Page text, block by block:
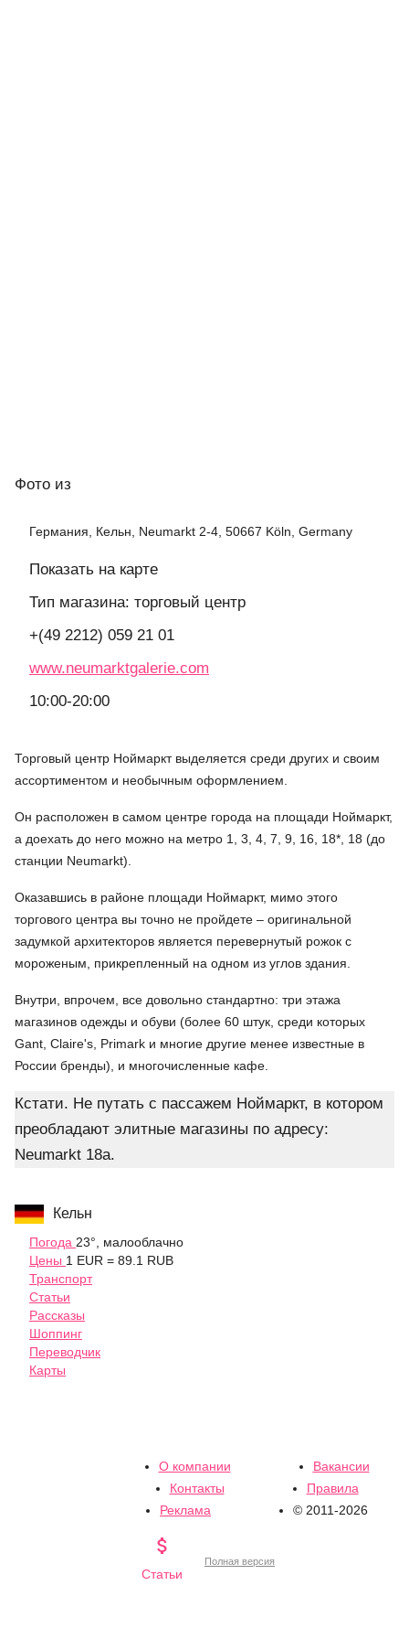
Фото из
Германия, Кельн, Neumarkt 2-4, 50667 Köln, Germany
Показать на карте
Тип магазина: торговый центр
+(49 2212) 059 21 01
www.neumarktgalerie.com
10:00-20:00
Торговый центр Ноймаркт выделяется среди других и своим
ассортиментом и необычным оформлением.
Он расположен в самом центре города на площади Ноймаркт,
а доехать до него можно на метро 1, 3, 4, 7, 9, 16, 18*, 18 (до
станции Neumarkt).
Оказавшись в районе площади Ноймаркт, мимо этого
торгового центра вы точно не пройдете – оригинальной
задумкой архитекторов является перевернутый рожок с
мороженым, прикрепленный на одном из углов здания.
Внутри, впрочем, все довольно стандартно: три этажа
магазинов одежды и обуви (более 60 штук, среди которых
Gant, Claire's, Primark и многие другие менее известные в
России бренды), и многочисленные кафе.
Кстати. Не путать с пассажем Ноймаркт, в котором
преобладают элитные магазины по адресу:
Neumarkt 18a.
Кельн
Погода 23°, малооблачно
Цены 1 EUR = 89.1 RUB
Транспорт
Статьи
Рассказы
Шоппинг
Переводчик
Карты
О компании
Вакансии
Контакты
Правила
Реклама
© 2011-2026

Статьи
Полная версия